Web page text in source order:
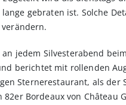
gebraten ist. Solche
jedem Silvesterabend
berichtet mit rollenden
Sternerestaurant, als der
Bordeaux von Château